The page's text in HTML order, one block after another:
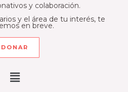
y colaboración.
y el área de tu interés, te
en breve.
DONAR